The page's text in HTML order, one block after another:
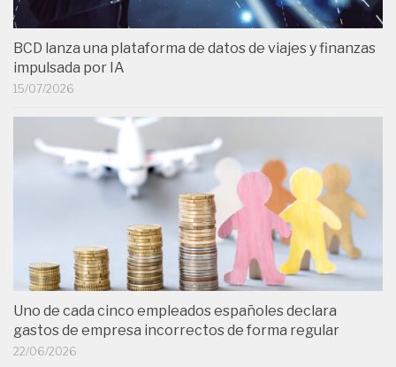
BCD lanza una plataforma de datos de viajes y finanzas
impulsada por IA
15/07/2026
Uno de cada cinco empleados españoles declara
gastos de empresa incorrectos de forma regular
22/06/2026